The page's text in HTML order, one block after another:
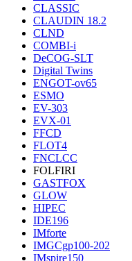
CLASSIС
CLAUDIN 18.2
CLND
COMBI-i
DeCOG-SLT
Digital Twins
ENGOT-ov65
ESMO
EV-303
EVX-01
FFCD
FLOT4
FNCLCC
FOLFIRI
GASTFOX
GLOW
HIPEC
IDE196
IMforte
IMGCgp100-202
IMspire150